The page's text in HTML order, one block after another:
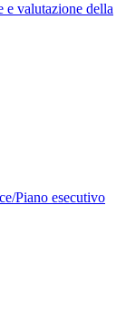
e valutazione della
Piano esecutivo